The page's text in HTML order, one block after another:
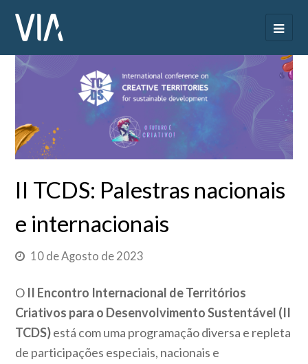
II TCDS: Palestras nacionais
e internacionais
10 de Agosto de 2023
O II Encontro Internacional de Territórios
Criativos para o Desenvolvimento Sustentável (II
TCDS)está com uma programação diversa e repleta
de participações especiais, nacionais e